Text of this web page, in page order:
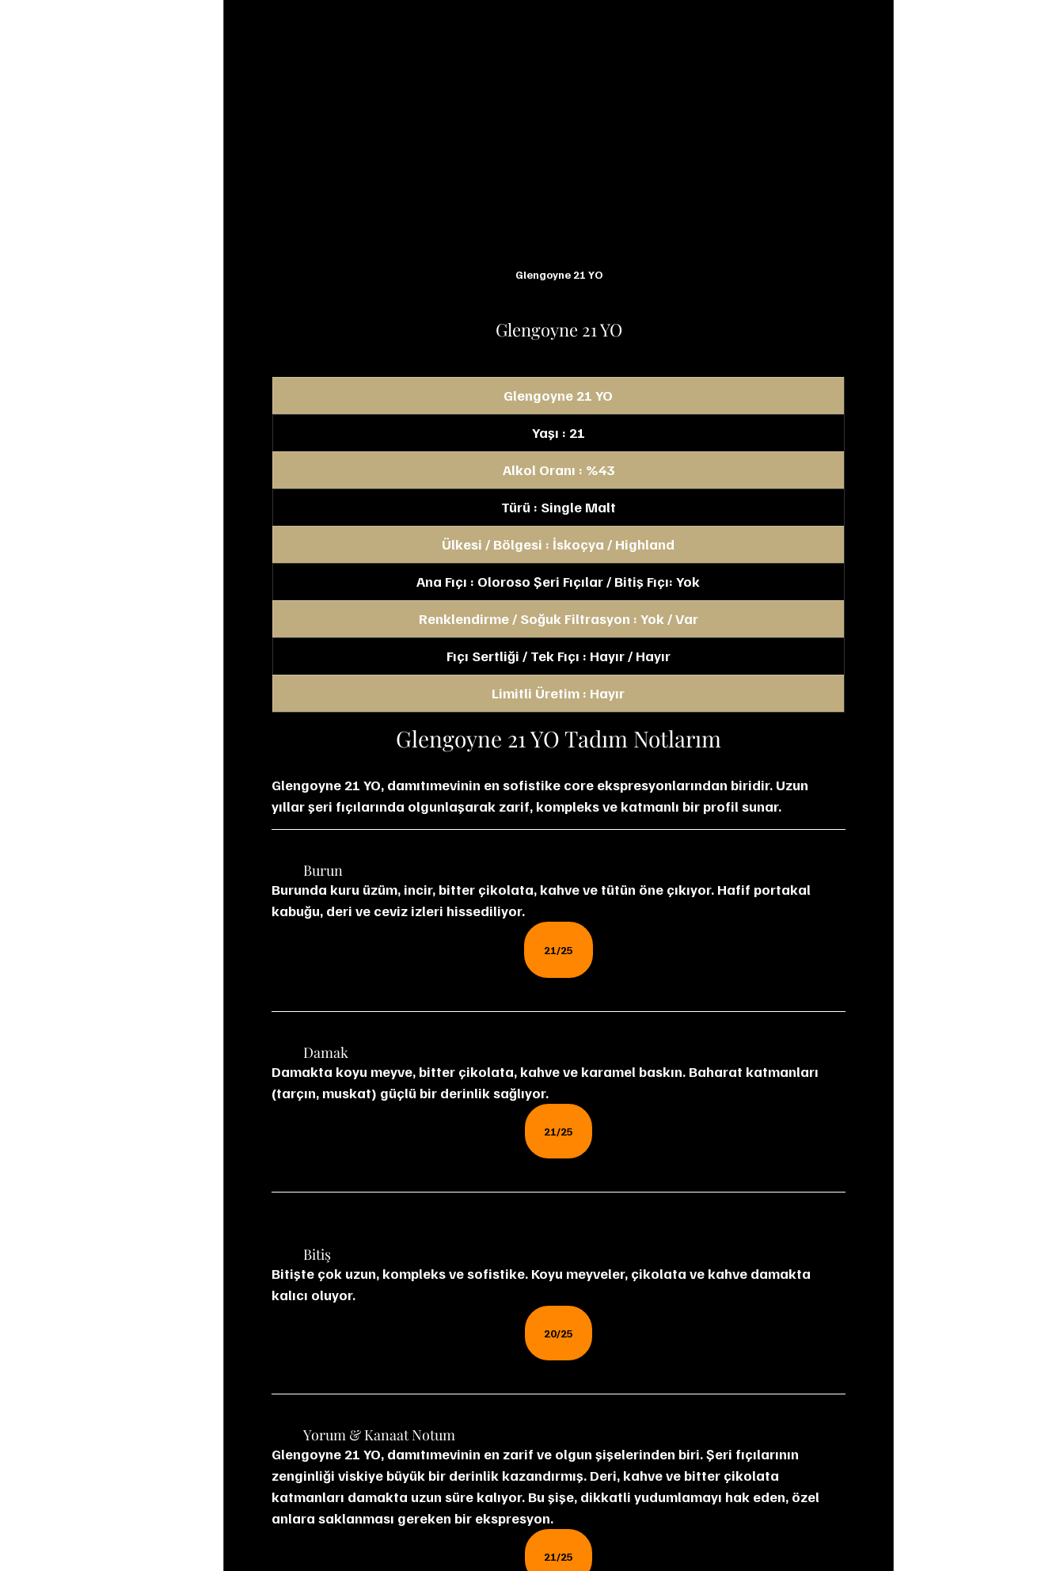
Glengoyne 21 YO
Glengoyne 21 YO
Glengoyne 21 YO
Yaşı : 21
Alkol Oranı : %43
Türü : Single Malt
Ülkesi / Bölgesi : İskoçya / Highland
Ana Fıçı : Oloroso Şeri Fıçılar / Bitiş Fıçı: Yok
Renklendirme / Soğuk Filtrasyon : Yok / Var
Fıçı Sertliği / Tek Fıçı : Hayır / Hayır
Limitli Üretim : Hayır
Glengoyne 21 YO Tadım Notlarım
Glengoyne 21 YO, damıtımevinin en sofistike core ekspresyonlarından biridir. Uzun
yıllar şeri fıçılarında olgunlaşarak zarif, kompleks ve katmanlı bir profil sunar.
	Burun
Burunda kuru üzüm, incir, bitter çikolata, kahve ve tütün öne çıkıyor. Hafif portakal
kabuğu, deri ve ceviz izleri hissediliyor.
21/25
	Damak
Damakta koyu meyve, bitter çikolata, kahve ve karamel baskın. Baharat katmanları
(tarçın, muskat) güçlü bir derinlik sağlıyor.
21/25
	Bitiş
Bitişte çok uzun, kompleks ve sofistike. Koyu meyveler, çikolata ve kahve damakta
kalıcı oluyor.
20/25
	Yorum & Kanaat Notum
Glengoyne 21 YO, damıtımevinin en zarif ve olgun şişelerinden biri. Şeri fıçılarının
zenginliği viskiye büyük bir derinlik kazandırmış. Deri, kahve ve bitter çikolata
katmanları damakta uzun süre kalıyor. Bu şişe, dikkatli yudumlamayı hak eden, özel
anlara saklanması gereken bir ekspresyon.
21/25